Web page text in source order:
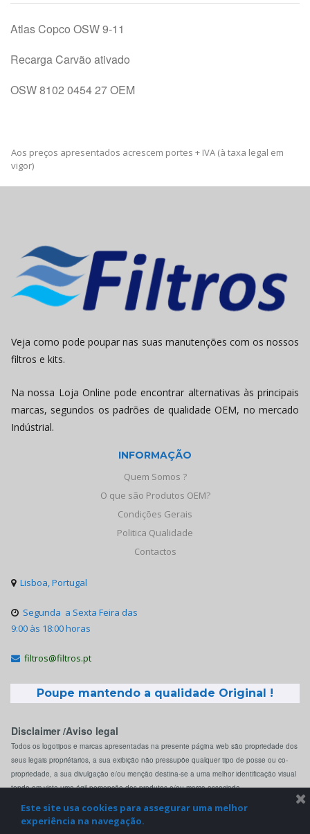
Atlas Copco OSW 9-11
Recarga Carvão ativado
OSW 8102 0454 27 OEM
Aos preços apresentados acrescem portes + IVA (à taxa legal em
vigor)
Veja como pode poupar nas suas manutenções com os nossos
filtros e kits.
Na nossa Loja Online pode encontrar alternativas às principais
marcas, segundos os padrões de qualidade OEM, no mercado
Indústrial.
INFORMAÇÃO
Quem Somos ?
O que são Produtos OEM?
Condições Gerais
Politica Qualidade
Contactos
 Lisboa, Portugal
 Segunda a Sexta Feira das
9:00 às 18:00 horas
 filtros@filtros.pt
Poupe mantendo a qualidade Original !
Disclaimer /Aviso legal
Todos os logotipos e marcas apresentadas na presente página web são propriedade dos
seus legais propriétarios, a sua exibição não pressupõe qualquer tipo de posse ou co-
propriedade, a sua divulgação e/ou menção destina-se a uma melhor identificação visual
tendo em vista uma ágil percepção dos produtos e/ou marca associada.
Este site usa cookies para assegurar uma melhor
experiência na navegação.